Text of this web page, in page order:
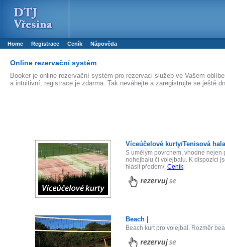
Rezervujse - Port�l pro online rezervace sportu
Home Registrace Ceník Nápověda
Online rezervační systém
Booker je online rezervační systém pro rezervaci služeb ve Vašem
a intuitivní, registrace je zdarma. Tak neváhejte a zaregistrujte se ještě
Víceúčelové kurty/Tenisová
S umělým povrchem, vhodné nejen
nohejbalu či volejbalu. K dispozici
hlásit předem/. Ceník
Beach |
Beach kurt pro volejbal. Rozměr